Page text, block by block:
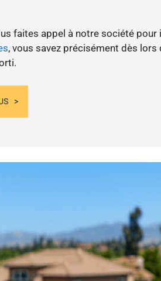
faites appel à notre société pour
, vous savez précisément dès lors